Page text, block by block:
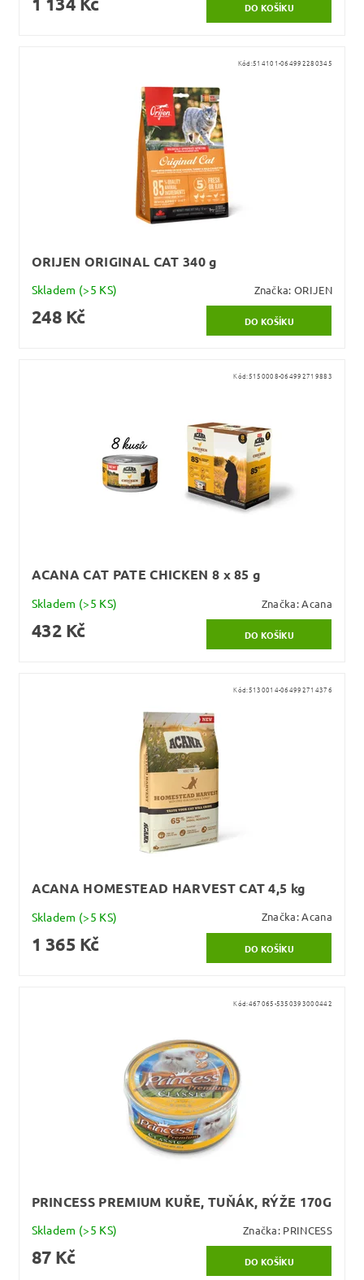
Kód:514101-064992280345
ORIJEN ORIGINAL CAT 340 g
Skladem (>5 KS) Značka:ORIJEN
248 Kč
Kód:5150008-064992719883
ACANA CAT PATE CHICKEN 8 x 85 g
Skladem (>5 KS) Značka:Acana
432 Kč
Kód:5130014-064992714376
ACANA HOMESTEAD HARVEST CAT 4,5 kg
Skladem (>5 KS) Značka:Acana
1 365 Kč
Kód:467065-5350393000442
PRINCESS PREMIUM KUŘE, TUŇÁK, RÝŽE 170G
Skladem (>5 KS) Značka: PRINCESS
87 Kč